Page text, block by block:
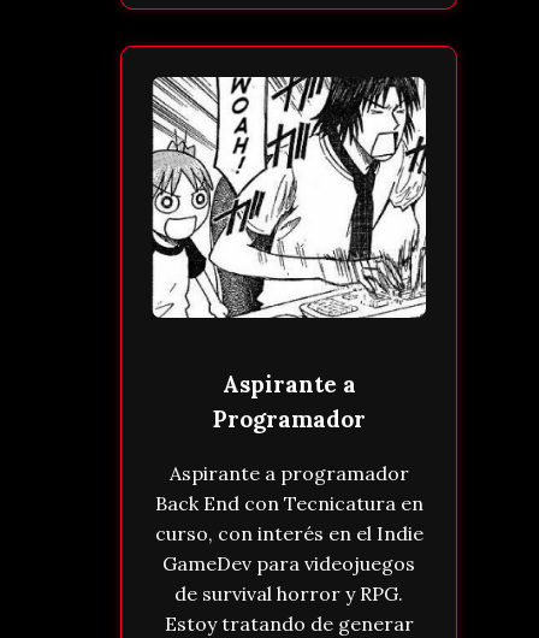
Aspirante a
Programador
Aspirante a programador
Back End con Tecnicatura en
curso, con interés en el Indie
GameDev para videojuegos
de survival horror y RPG.
Estoy tratando de generar